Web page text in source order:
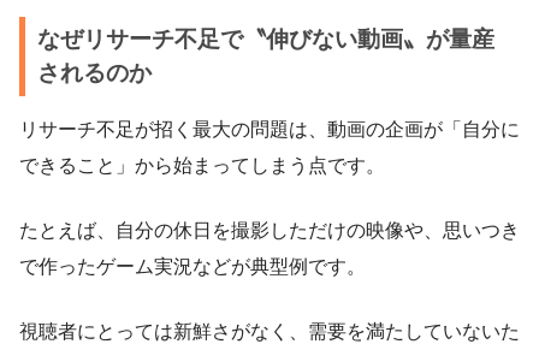
なぜリサーチ不足で〝伸びない動画〟が量産
されるのか
リサーチ不足が招く最大の問題は、動画の企画が「自分に
できること」から始まってしまう点です。
たとえば、自分の休日を撮影しただけの映像や、思いつき
で作ったゲーム実況などが典型例です。
視聴者にとっては新鮮さがなく、需要を満たしていないた